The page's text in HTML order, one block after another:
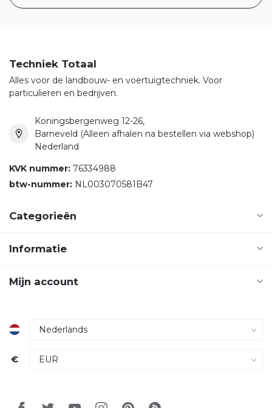
Techniek Totaal
Alles voor de landbouw- en voertuigtechniek. Voor
particulieren en bedrijven.
Koningsbergenweg 12-26,
Barneveld (Alleen afhalen na bestellen via webshop)
Nederland
KVK nummer: 76334988
btw-nummer: NL003070581B47
Categorieën
Informatie
Mijn account
€